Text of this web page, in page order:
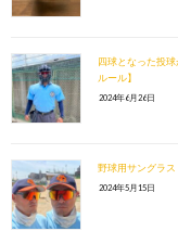
四球となった投
ルール】
2024年6月26日
野球用サングラ
2024年5月15日